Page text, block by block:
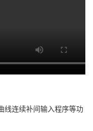
线连续补间输入程序等功